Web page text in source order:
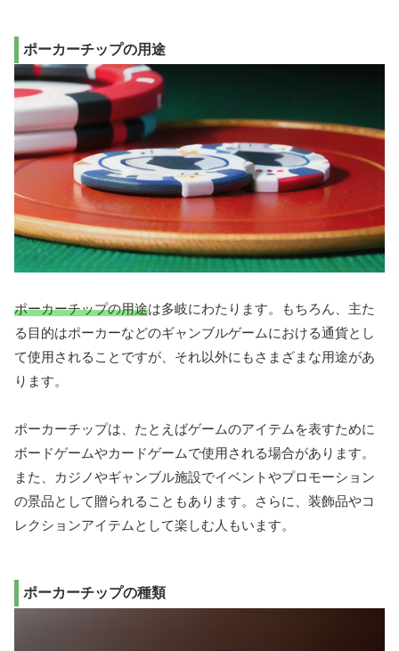
ポーカーチップの用途
ポーカーチップの用途は多岐にわたります。もちろん、主た
る目的はポーカーなどのギャンブルゲームにおける通貨とし
て使用されることですが、それ以外にもさまざまな用途があ
ります。
ポーカーチップは、たとえばゲームのアイテムを表すために
ボードゲームやカードゲームで使用される場合があります。
また、カジノやギャンブル施設でイベントやプロモーション
の景品として贈られることもあります。さらに、装飾品やコ
レクションアイテムとして楽しむ人もいます。
ポーカーチップの種類